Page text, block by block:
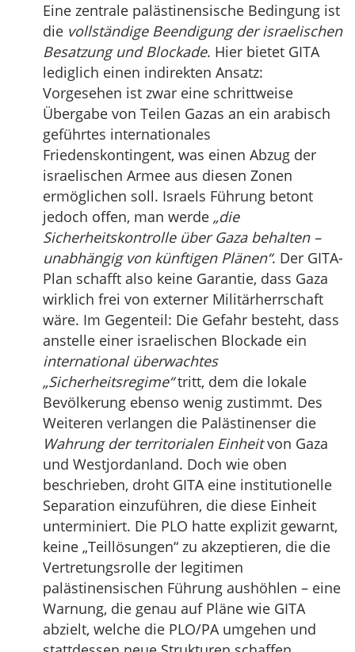
Eine zentrale palästinensische Bedingung ist
die vollständige Beendigung der israelischen
Besatzung und Blockade. Hier bietet GITA
lediglich einen indirekten Ansatz:
Vorgesehen ist zwar eine schrittweise
Übergabe von Teilen Gazas an ein arabisch
geführtes internationales
Friedenskontingent, was einen Abzug der
israelischen Armee aus diesen Zonen
ermöglichen soll. Israels Führung betont
jedoch offen, man werde „die
Sicherheitskontrolle über Gaza behalten –
unabhängig von künftigen Plänen“. Der GITA-
Plan schafft also keine Garantie, dass Gaza
wirklich frei von externer Militärherrschaft
wäre. Im Gegenteil: Die Gefahr besteht, dass
anstelle einer israelischen Blockade ein
international überwachtes
„Sicherheitsregime“tritt, dem die lokale
Bevölkerung ebenso wenig zustimmt. Des
Weiteren verlangen die Palästinenser die
Wahrung der territorialen Einheitvon Gaza
und Westjordanland. Doch wie oben
beschrieben, droht GITA eine institutionelle
Separation einzuführen, die diese Einheit
unterminiert. Die PLO hatte explizit gewarnt,
keine „Teillösungen“ zu akzeptieren, die die
Vertretungsrolle der legitimen
palästinensischen Führung aushöhlen – eine
Warnung, die genau auf Pläne wie GITA
abzielt, welche die PLO/PA umgehen und